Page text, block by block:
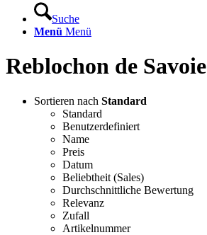
Suche
Menü Menü
Reblochon de Savoie
Sortieren nach Standard
Standard
Benutzerdefiniert
Name
Preis
Datum
Beliebtheit (Sales)
Durchschnittliche Bewertung
Relevanz
Zufall
Artikelnummer